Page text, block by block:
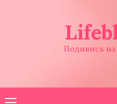
Подивись на